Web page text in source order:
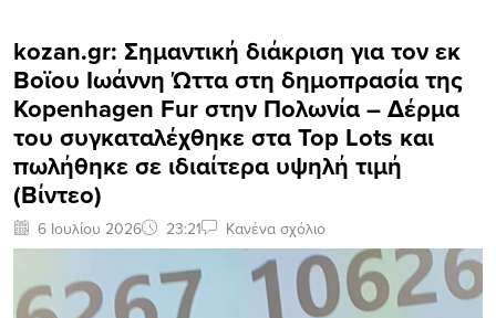
kozan.gr: Σημαντική διάκριση για τον εκ
Βοϊου Ιωάννη Ώττα στη δημοπρασία της
Kopenhagen Fur στην Πολωνία – Δέρμα
του συγκαταλέχθηκε στα Top Lots και
πωλήθηκε σε ιδιαίτερα υψηλή τιμή
(Βίντεο)
6 Ιουλίου 2026 23:21 Κανένα σχόλιο